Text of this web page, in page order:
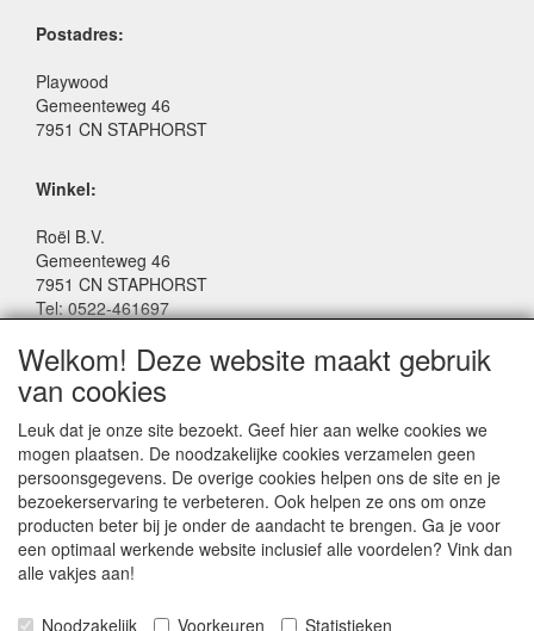
Postadres:
Playwood
Gemeenteweg 46
7951 CN STAPHORST
Winkel:
Roël B.V.
Gemeenteweg 46
7951 CN STAPHORST
Tel: 0522-461697
Facebook: www.facebook.com/roelspeelgoed
Openingstijden Winkel:
Maandag t/m Vrijdag: 9:00 - 17:30
Zaterdag: 9:00 - 17:00
Donderdagavond koopavond: 19:00 - 21:00
SERVICE
Welkom! Deze website maakt gebruik
van cookies
Leuk dat je onze site bezoekt. Geef hier aan welke cookies we
mogen plaatsen. De noodzakelijke cookies verzamelen geen
persoonsgegevens. De overige cookies helpen ons de site en je
bezoekerservaring te verbeteren. Ook helpen ze ons om onze
producten beter bij je onder de aandacht te brengen. Ga je voor
een optimaal werkende website inclusief alle voordelen? Vink dan
alle vakjes aan!
Noodzakelijk Voorkeuren Statistieken